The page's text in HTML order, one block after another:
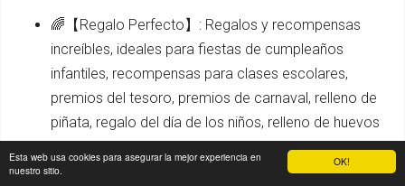
OK!
Esta web usa cookies para asegurar la mejor experiencia en
nuestro sitio.
🌈【Regalo Perfecto】: Regalos y recompensas
increíbles, ideales para fiestas de cumpleaños
infantiles, recompensas para clases escolares,
premios del tesoro, premios de carnaval, relleno de
piñata, regalo del día de los niños, relleno de huevos
de Pascua, cestas de Pascua y regalos
promocionales para fiestas de Halloween.